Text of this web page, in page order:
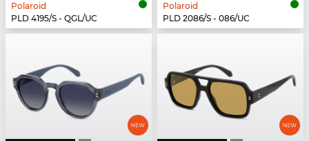
Polaroid
PLD 4195/S - QGL/UC
Polaroid
PLD 2086/S - 086/UC